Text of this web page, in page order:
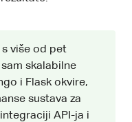
više od pet
skalabilne
i Flask okvire,
sustava za
API-ja i